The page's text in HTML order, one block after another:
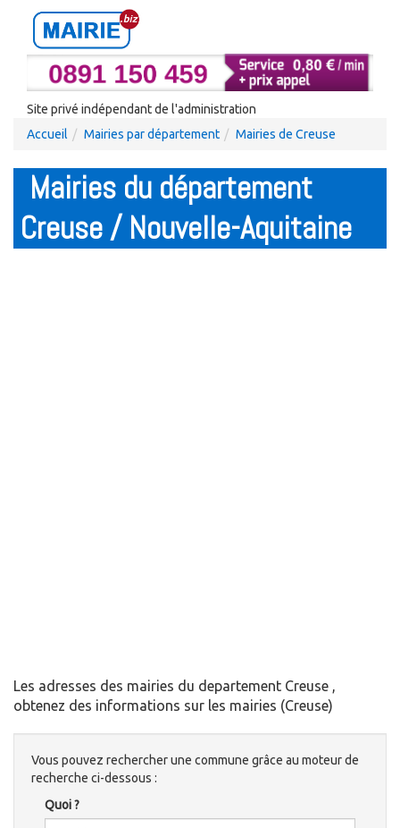
Site privé indépendant de l'administration
Accueil
Mairies par département Mairies de Creuse
Mairies du département
Creuse / Nouvelle-Aquitaine
Les adresses des mairies du departement Creuse ,
obtenez des informations sur les mairies (Creuse)
Vous pouvez rechercher une commune grâce au moteur de
recherche ci-dessous :
Quoi ?